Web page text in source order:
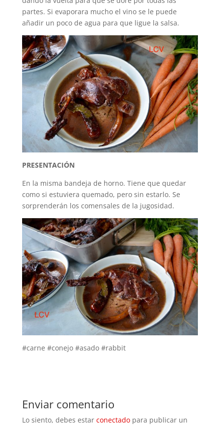
partes. Si evaporara mucho el vino se le puede
añadir un poco de agua para que ligue la salsa.
PRESENTACIÓN
En la misma bandeja de horno. Tiene que quedar
como si estuviera quemado, pero sin estarlo. Se
sorprenderán los comensales de la jugosidad.
#carne #conejo #asado #rabbit
Enviar comentario
Lo siento, debes estar conectadopara publicar un